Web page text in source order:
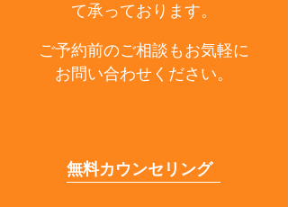
て承っております。
ご予約前のご相談もお気軽に
お問い合わせください。
無料カウンセリング